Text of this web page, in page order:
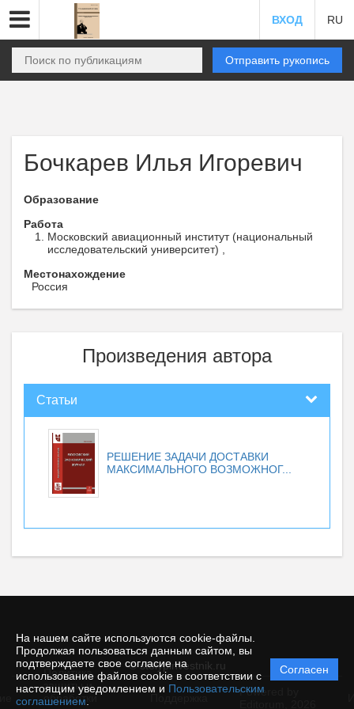
На нашем сайте используются cookie-файлы.
Продолжая пользоваться данным сайтом, вы
подтверждаете свое согласие на
использование файлов cookie в соответствии с
настоящим уведомлением и Пользовательским
соглашением
Согласен
ВХОД RU
Отправить рукопись
Бочкарев Илья Игоревич
Образование
Работа
Московский авиационный институт (национальный
исследовательский университет) ,
Местонахождение
Россия
Произведения автора
Статьи
РЕШЕНИЕ ЗАДАЧИ ДОСТАВКИ
МАКСИМАЛЬНОГО ВОЗМОЖНОГ...
© stolypinvestnik.ru
Политика
защиты и
обработки
Powered by